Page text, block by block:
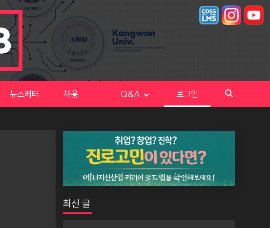
뉴스레터 채용 Q&A 로그인
최신 글